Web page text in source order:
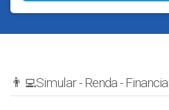
👨‍💻Simular - Renda -